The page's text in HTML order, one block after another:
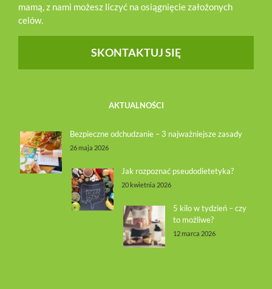
mamą, z nami możesz liczyć na osiągnięcie założonych
celów.
SKONTAKTUJ SIĘ
AKTUALNOŚCI
Bezpieczne odchudzanie – 3 najważniejsze zasady
26 maja 2026
Jak rozpoznać pseudodietetyka?
20 kwietnia 2026
5 kilo w tydzień – czy
to możliwe?
12 marca 2026